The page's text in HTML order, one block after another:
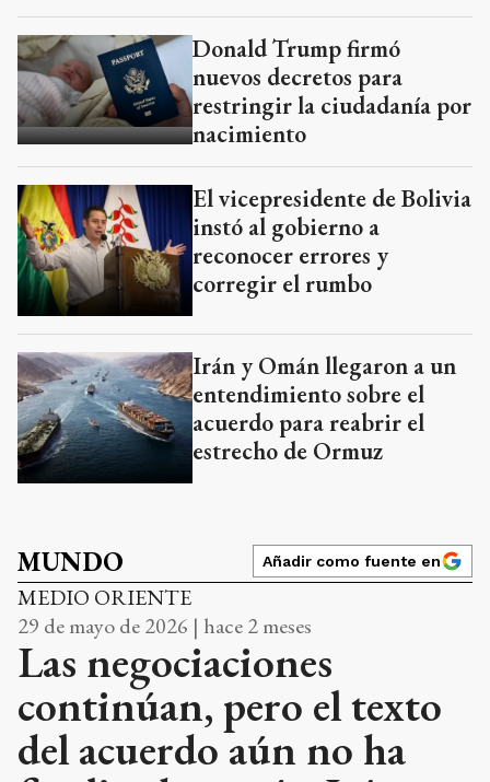
Donald Trump firmó
nuevos decretos para
restringir la ciudadanía por
nacimiento
El vicepresidente de Bolivia
instó al gobierno a
reconocer errores y
corregir el rumbo
Irán y Omán llegaron a un
entendimiento sobre el
acuerdo para reabrir el
estrecho de Ormuz
MUNDO Añadir como fuente en
MEDIO ORIENTE
29 de mayo de 2026 | hace 2 meses
Las negociaciones
continúan, pero el texto
del acuerdo aún no ha